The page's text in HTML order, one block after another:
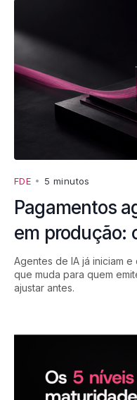
FDE • 5 minutos
Pagamentos
em produção:
Agentes de IA já iniciam
que muda para quem
ajustar antes.